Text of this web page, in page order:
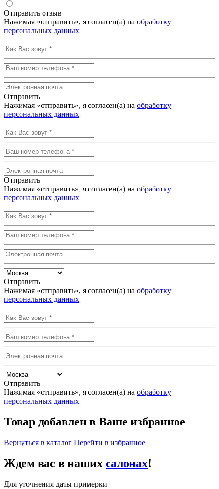
Отправить отзыв
Нажимая «отправить», я согласен(а) на обработку
персональных данных
Отправить
Нажимая «отправить», я согласен(а) на обработку
персональных данных
Отправить
Нажимая «отправить», я согласен(а) на обработку
персональных данных
Отправить
Нажимая «отправить», я согласен(а) на обработку
персональных данных
Отправить
Нажимая «отправить», я согласен(а) на обработку
персональных данных
Товар добавлен в Ваше избранное
Вернуться в каталог Перейти в избранное
Ждем вас в наших салонах!
Для уточнения даты примерки